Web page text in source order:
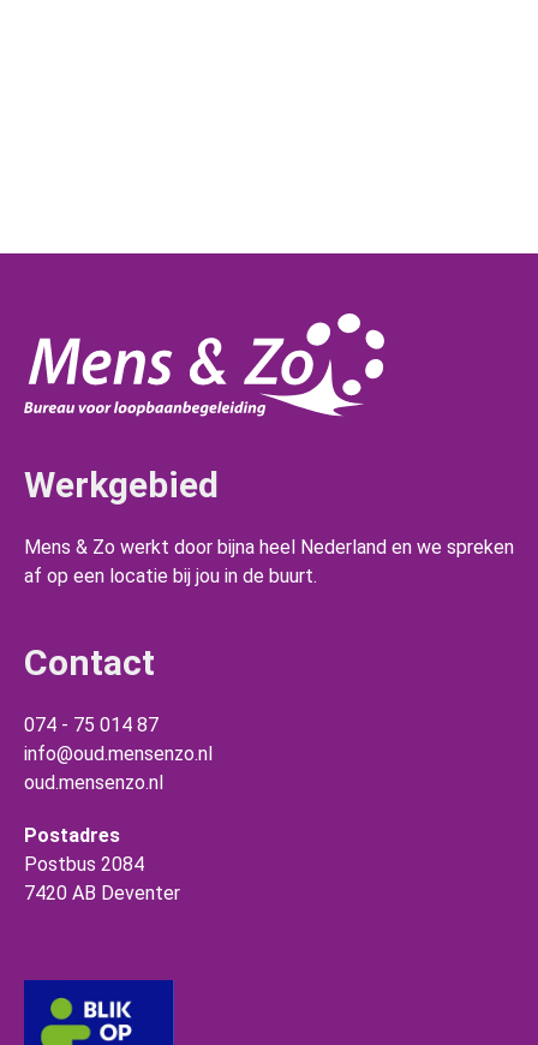
Werkgebied
Mens & Zo werkt door bijna heel Nederland en we spreken
af op een locatie bij jou in de buurt.
Contact
074 - 75 014 87
info@oud.mensenzo.nl
oud.mensenzo.nl
Postadres
Postbus 2084
7420 AB Deventer